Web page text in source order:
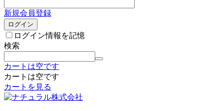
新規会員登録
ログイン
ログイン情報を記憶
検索
カートは空です
カートは空です
カートを見る